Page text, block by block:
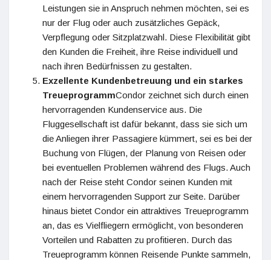
Leistungen sie in Anspruch nehmen möchten, sei es
nur der Flug oder auch zusätzliches Gepäck,
Verpflegung oder Sitzplatzwahl. Diese Flexibilität gibt
den Kunden die Freiheit, ihre Reise individuell und
nach ihren Bedürfnissen zu gestalten.
Exzellente Kundenbetreuung und ein starkes
TreueprogrammCondor zeichnet sich durch einen
hervorragenden Kundenservice aus. Die
Fluggesellschaft ist dafür bekannt, dass sie sich um
die Anliegen ihrer Passagiere kümmert, sei es bei der
Buchung von Flügen, der Planung von Reisen oder
bei eventuellen Problemen während des Flugs. Auch
nach der Reise steht Condor seinen Kunden mit
einem hervorragenden Support zur Seite. Darüber
hinaus bietet Condor ein attraktives Treueprogramm
an, das es Vielfliegern ermöglicht, von besonderen
Vorteilen und Rabatten zu profitieren. Durch das
Treueprogramm können Reisende Punkte sammeln,